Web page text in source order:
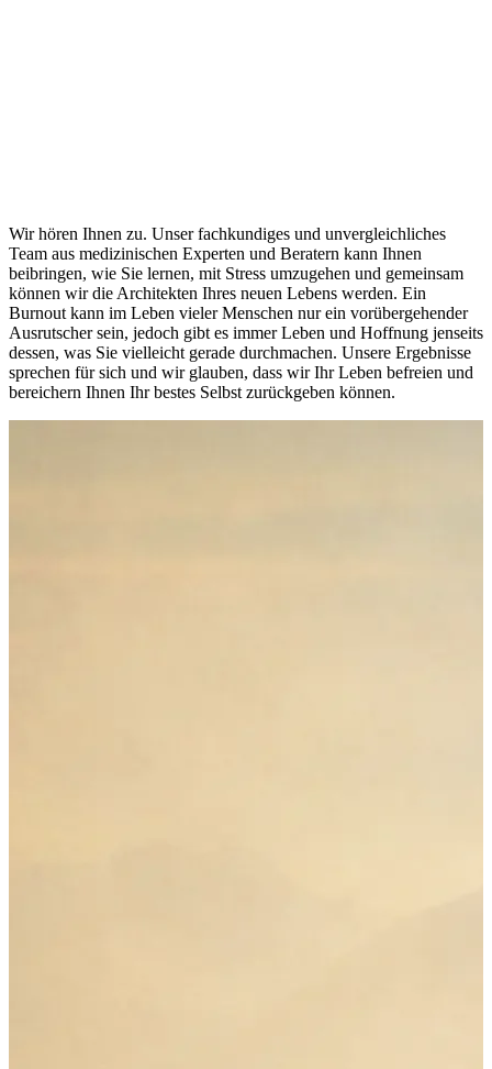
Wir hören Ihnen zu. Unser fachkundiges und unvergleichliches
Team aus medizinischen Experten und Beratern kann Ihnen
beibringen, wie Sie lernen, mit Stress umzugehen und gemeinsam
können wir die Architekten Ihres neuen Lebens werden. Ein
Burnout kann im Leben vieler Menschen nur ein vorübergehender
Ausrutscher sein, jedoch gibt es immer Leben und Hoffnung jenseits
dessen, was Sie vielleicht gerade durchmachen. Unsere Ergebnisse
sprechen für sich und wir glauben, dass wir Ihr Leben befreien und
bereichern Ihnen Ihr bestes Selbst zurückgeben können.